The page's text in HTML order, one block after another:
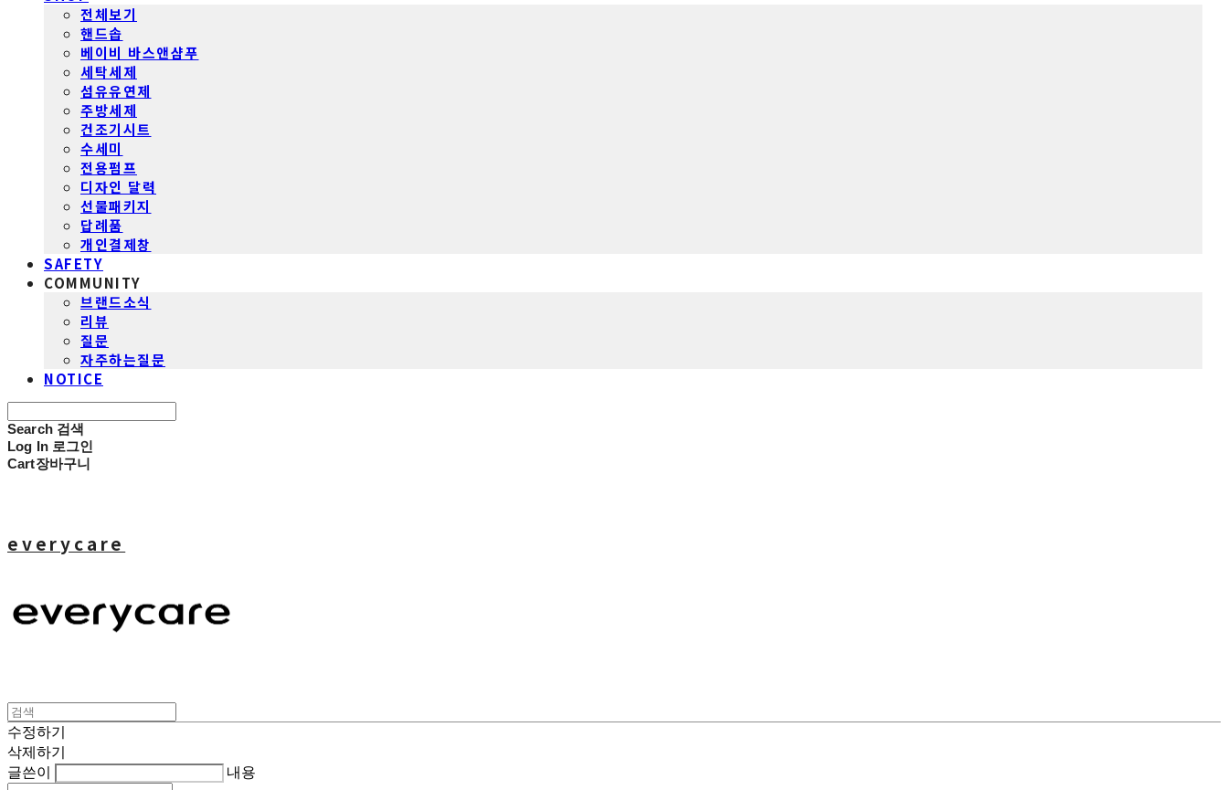
전체보기
핸드솝
베이비 바스앤샴푸
세탁세제
섬유유연제
주방세제
건조기시트
수세미
전용펌프
디자인 달력
선물패키지
답례품
개인결제창
SAFETY
COMMUNITY
브랜드소식
리뷰
질문
자주하는질문
NOTICE
Search 검색
Log In 로그인
Cart장바구니
everycare
수정하기
삭제하기
글쓴이
내용